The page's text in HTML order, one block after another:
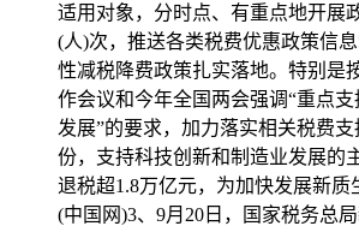
适用对象，分时点、有重点地开展
(人)次，推送各类税费优惠政策信
性减税降费政策扎实落地。特别是
作会议和今年全国两会强调“重点
发展”的要求，加力落实相关税费支
份，支持科技创新和制造业发展的
退税超1.8万亿元，为加快发展新质
(中国网)3、9月20日，国家税务总